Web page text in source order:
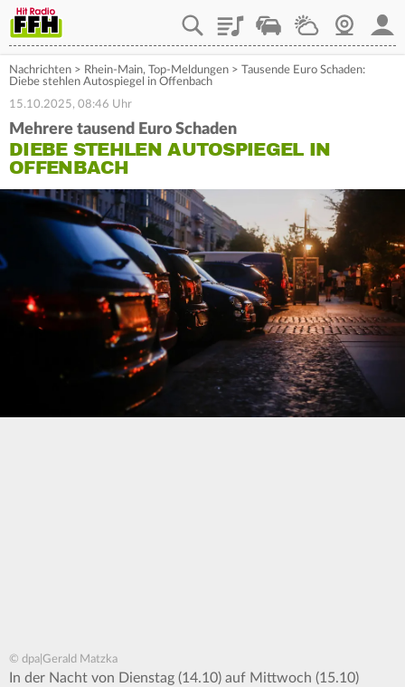
PlaylistStaupilotWetterWebcam
Nachrichten > Rhein-Main, Top-Meldungen > Tausende Euro Schaden:
Diebe stehlen Autospiegel in Offenbach
15.10.2025, 08:46 Uhr
Mehrere tausend Euro Schaden
DIEBE STEHLEN AUTOSPIEGEL IN
OFFENBACH
© dpa|Gerald Matzka
In der Nacht von Dienstag (14.10) auf Mittwoch (15.10)